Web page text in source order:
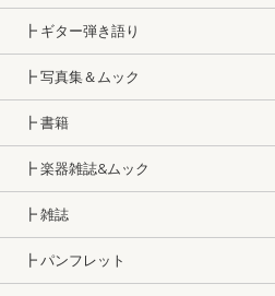
┣ ギター弾き語り
┣ 写真集＆ムック
┣ 書籍
┣ 楽器雑誌&ムック
┣ 雑誌
┣ パンフレット